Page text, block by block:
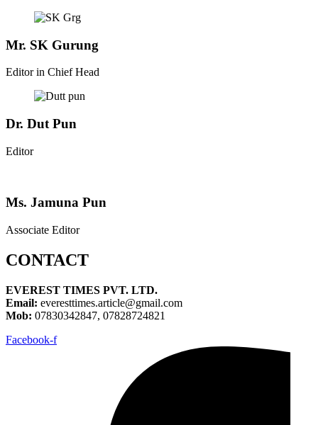
Mr. SK Gurung
Editor in Chief Head
Dr. Dut Pun
Editor
Ms. Jamuna Pun
Associate Editor
CONTACT
EVEREST TIMES PVT. LTD.
Email: everesttimes.article@gmail.com
Mob: 07830342847, 07828724821
Facebook-f